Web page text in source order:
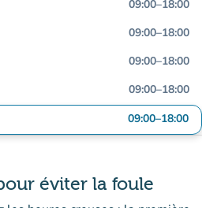
09:00–18:00
09:00–18:00
09:00–18:00
09:00–18:00
09:00–18:00
éviter la foule